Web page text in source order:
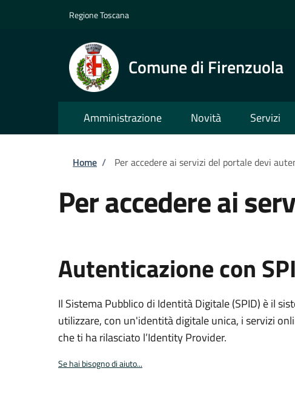
Regione Toscana
Comune di Firenzuola
Amministrazione Novità Servizi
Briciole di pane
Home / Per accedere ai servizi del portale devi
Per accedere ai
Autenticazione con
Il Sistema Pubblico di Identità Digitale (SPID) è il
utilizzare, con un'identità digitale unica, i servizi
che ti ha rilasciato l’Identity Provider.
Se hai bisogno di aiuto...